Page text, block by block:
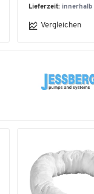
Lieferzeit: innerhalb
Vergleichen